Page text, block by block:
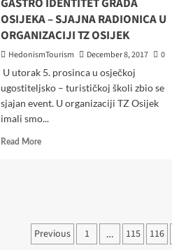
GASTRO IDENTITET GRADA
OSIJEKA – SJAJNA RADIONICA U
ORGANIZACIJI TZ OSIJEK
HedonismTourism December 8, 2017
0
U utorak 5. prosinca u osječkoj
ugostiteljsko – turističkoj školi zbio se
sjajan event. U organizaciji TZ Osijek
imali smo...
Read MoreRead
–
SJAJNA
Posts
Previous 1 … 115 116